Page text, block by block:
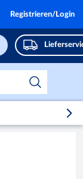
Registrieren/Login